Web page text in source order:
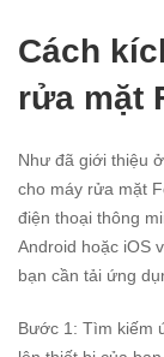
Cách
rửa mặt
Như đã giới thiệu
cho máy rửa mặt
điện thoại thông
Android hoặc iOS
bạn cần tải ứng
Bước 1: Tìm kiếm